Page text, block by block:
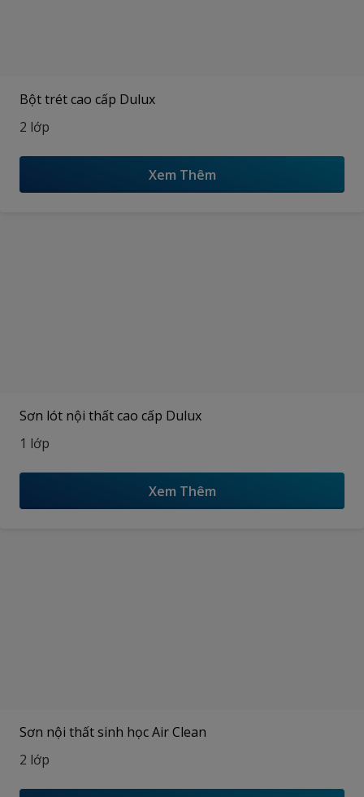
Bột trét cao cấp Dulux
2 lớp
Xem Thêm
Sơn lót nội thất cao cấp Dulux
1 lớp
Xem Thêm
Sơn nội thất sinh học Air Clean
2 lớp